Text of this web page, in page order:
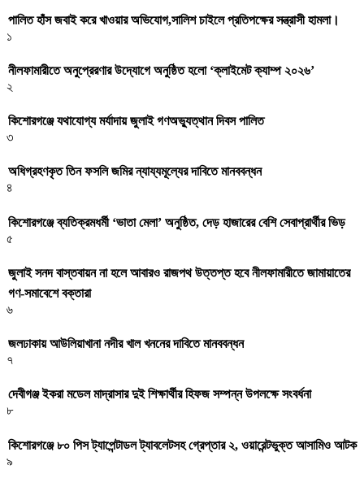
পালিত হাঁস জবাই করে খাওয়ার অভিযোগ,সালিশ চাইলে প্রতিপক্ষের সন্ত্রাসী হামলা।
১
নীলফামারীতে অনুপ্রেরণার উদ্যোগে অনুষ্ঠিত হলো ‘ক্লাইমেট ক্যাম্প ২০২৬’
২
কিশোরগঞ্জে যথাযোগ্য মর্যাদায় জুলাই গণঅভ্যুত্থান দিবস পালিত
৩
অধিগ্রহণকৃত তিন ফসলি জমির ন্যায্যমূল্যের দাবিতে মানববন্ধন
৪
কিশোরগঞ্জে ব্যতিক্রমধর্মী ‘ভাতা মেলা’ অনুষ্ঠিত, দেড় হাজারের বেশি সেবাপ্রার্থীর ভিড়
৫
জুলাই সনদ বাস্তবায়ন না হলে আবারও রাজপথ উত্তপ্ত হবে নীলফামারীতে জামায়াতের
গণ-সমাবেশে বক্তারা
৬
জলঢাকায় আউলিয়াখানা নদীর খাল খননের দাবিতে মানববন্ধন
৭
দেবীগঞ্জ ইকরা মডেল মাদ্রাসার দুই শিক্ষার্থীর হিফজ সম্পন্ন উপলক্ষে সংবর্ধনা
৮
কিশোরগঞ্জে ৮০ পিস ট্যাপেন্টাডল ট্যাবলেটসহ গ্রেপ্তার ২, ওয়ারেন্টভুক্ত আসামিও আটক
৯